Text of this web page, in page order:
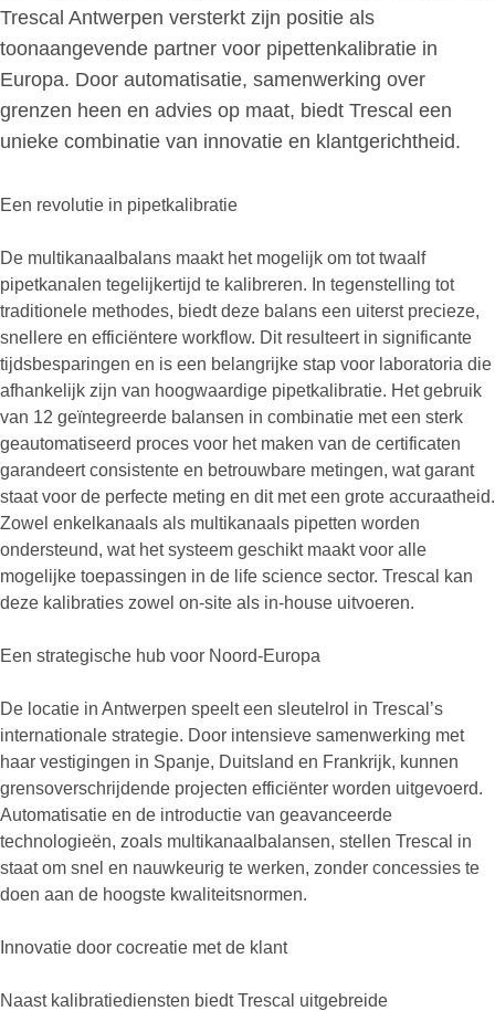
Trescal Antwerpen versterkt zijn positie als
toonaangevende partner voor pipettenkalibratie in
Europa. Door automatisatie, samenwerking over
grenzen heen en advies op maat, biedt Trescal een
unieke combinatie van innovatie en klantgerichtheid.
Een revolutie in pipetkalibratie
De multikanaalbalans maakt het mogelijk om tot twaalf
pipetkanalen tegelijkertijd te kalibreren. In tegenstelling tot
traditionele methodes, biedt deze balans een uiterst precieze,
snellere en efficiëntere workflow. Dit resulteert in significante
tijdsbesparingen en is een belangrijke stap voor laboratoria die
afhankelijk zijn van hoogwaardige pipetkalibratie. Het gebruik
van 12 geïntegreerde balansen in combinatie met een sterk
geautomatiseerd proces voor het maken van de certificaten
garandeert consistente en betrouwbare metingen, wat garant
staat voor de perfecte meting en dit met een grote accuraatheid.
Zowel enkelkanaals als multikanaals pipetten worden
ondersteund, wat het systeem geschikt maakt voor alle
mogelijke toepassingen in de life science sector. Trescal kan
deze kalibraties zowel on-site als in-house uitvoeren.
Een strategische hub voor Noord-Europa
De locatie in Antwerpen speelt een sleutelrol in Trescal’s
internationale strategie. Door intensieve samenwerking met
haar vestigingen in Spanje, Duitsland en Frankrijk, kunnen
grensoverschrijdende projecten efficiënter worden uitgevoerd.
Automatisatie en de introductie van geavanceerde
technologieën, zoals multikanaalbalansen, stellen Trescal in
staat om snel en nauwkeurig te werken, zonder concessies te
doen aan de hoogste kwaliteitsnormen.
Innovatie door cocreatie met de klant
Naast kalibratiediensten biedt Trescal uitgebreide